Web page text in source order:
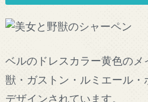
ベルのドレスカラー黄色の
獣・ガストン・ルミエール
デザインされています。